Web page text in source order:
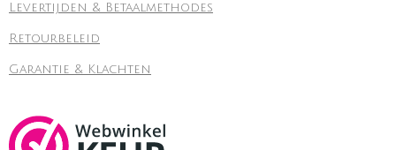
Levertijden & Betaalmethodes
Retourbeleid
Garantie & Klachten